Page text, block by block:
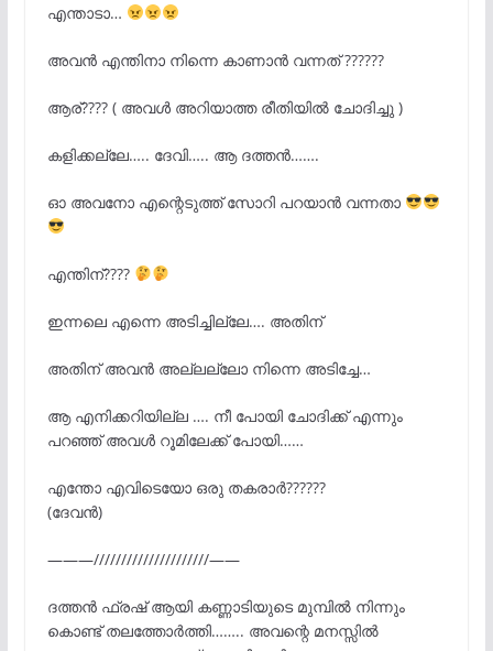
എന്താടാ…
അവൻ എന്തിനാ നിന്നെ കാണാൻ വന്നത് ??????
ആര്???? ( അവൾ അറിയാത്ത രീതിയിൽ ചോദിച്ചു )
കളിക്കല്ലേ….. ദേവി….. ആ ദത്തൻ…….
ഓ അവനോ എന്റെടുത്ത് സോറി പറയാൻ വന്നതാ
എന്തിന്????
ഇന്നലെ എന്നെ അടിച്ചില്ലേ…. അതിന്
അതിന് അവൻ അല്ലല്ലോ നിന്നെ അടിച്ചേ…
ആ എനിക്കറിയില്ല …. നീ പോയി ചോദിക്ക് എന്നും
പറഞ്ഞ് അവൾ റൂമിലേക്ക് പോയി……
എന്തോ എവിടെയോ ഒരു തകരാർ??????
(ദേവൻ)
———/////////////////////——
ദത്തൻ ഫ്രഷ് ആയി കണ്ണാടിയുടെ മുമ്പിൽ നിന്നും
കൊണ്ട് തലത്തോർത്തി…….. അവന്റെ മനസ്സിൽ